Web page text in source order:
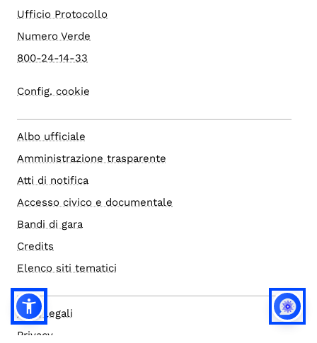
Ufficio Protocollo
Numero Verde
800-24-14-33
Config. cookie
Albo ufficiale
Amministrazione trasparente
Atti di notifica
Accesso civico e documentale
Bandi di gara
Credits
Elenco siti tematici
Note legali
Privacy